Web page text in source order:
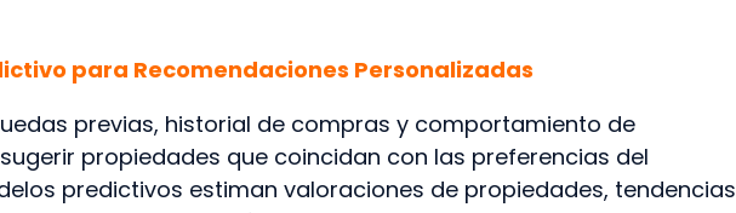
para Recomendaciones Personalizadas
previas, historial de compras y comportamiento de
propiedades que coincidan con las preferencias del
predictivos estiman valoraciones de propiedades, tendencias